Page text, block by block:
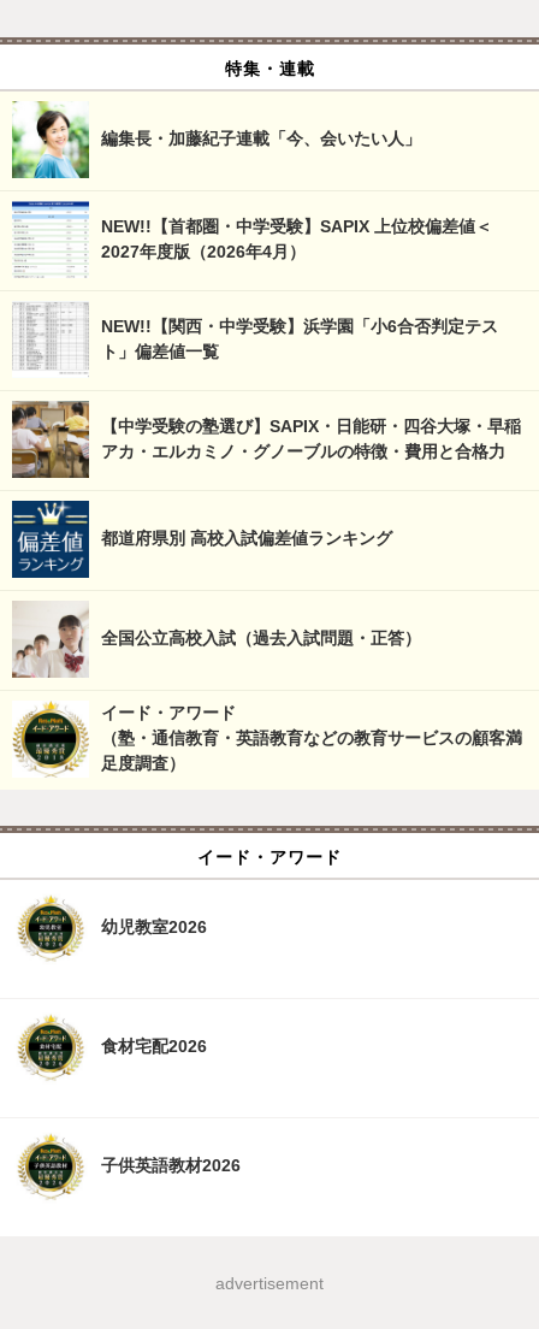
特集・連載
編集長・加藤紀子連載「今、会いたい人」
NEW!!【首都圏・中学受験】SAPIX 上位校偏差値＜
2027年度版（2026年4月）
NEW!!【関西・中学受験】浜学園「小6合否判定テス
ト」偏差値一覧
【中学受験の塾選び】SAPIX・日能研・四谷大塚・早稲
アカ・エルカミノ・グノーブルの特徴・費用と合格力
都道府県別 高校入試偏差値ランキング
全国公立高校入試（過去入試問題・正答）
イード・アワード
（塾・通信教育・英語教育などの教育サービスの顧客満
足度調査）
イード・アワード
幼児教室2026
食材宅配2026
子供英語教材2026
advertisement